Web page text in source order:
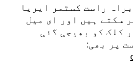
راست کسٹمر ایریا
سکتے ہیں اور ای میل
کلک کو بھیجی گئی
پر بھی: